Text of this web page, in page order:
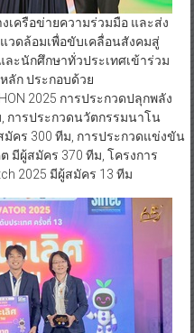
เครือข่ายความร่วมมือ และส่ง
วดล้อมเพื่อขับเคลื่อนสังคมสู่
ะนักศึกษาทั่วประเทศเข้าร่วม
ลัก ประกอบด้วย
2025 การประกวดปลุกพลัง
การประกวดนวัตกรรมนาโน
มัคร 300 ทีม, การประกวดแข่งขัน
มีผู้สมัคร 370 ทีม, โครงการ
2025 มีผู้สมัคร 13 ทีม